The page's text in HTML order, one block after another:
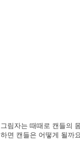
그림자는 때때로 캔들의
하면 캔들은 어떻게 될까